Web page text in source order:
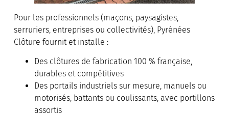
Pour les professionnels (maçons, paysagistes,
serruriers, entreprises ou collectivités), Pyrénées
Clôture fournit et installe :
Des clôtures de fabrication 100 % française,
durables et compétitives
Des portails industriels sur mesure, manuels ou
motorisés, battants ou coulissants, avec portillons
assortis